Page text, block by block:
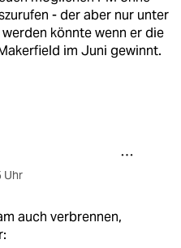
- der aber nur unter
könnte wenn er die
im Juni gewinnt.
Uhr
auch verbrennen,